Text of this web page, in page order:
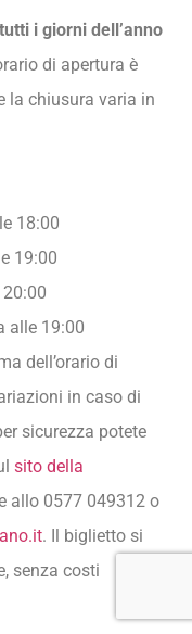
i giorni dell’anno
di apertura è
la chiusura varia in
18:00
19:00
alle 19:00
dell’orario di
in caso di
sicurezza potete
sito della
allo 0577 049312 o
. Il biglietto si
senza costi